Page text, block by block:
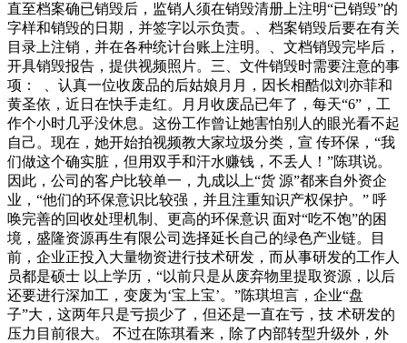
直至档案确已销毁后，监销人须在销毁清册上注明“已销毁”的
字样和销毁的日期，并签字以示负责。、档案销毁后要在有关
目录上注销，并在各种统计台账上注明。、文档销毁完毕后，
开具销毁报告，提供视频照片。三、文件销毁时需要注意的事
项： 、认真一位收废品的后姑娘月月，因长相酷似刘亦菲和
黄圣依，近日在快手走红。月月收废品已年了，每天“6”，工
作个小时几乎没休息。这份工作曾让她害怕别人的眼光看不起
自己。现在，她开始拍视频教大家垃圾分类，宣 传环保，“我
们做这个确实脏，但用双手和汗水赚钱，不丢人！”陈琪说。
因此，公司的客户比较单一，九成以上“货 源”都来自外资企
业，“他们的环保意识比较强，并且注重知识产权保护。” 呼
唤完善的回收处理机制、更高的环保意识 面对“吃不饱”的困
境，盛隆资源再生有限公司选择延长自己的绿色产业链。目
前，企业正投入大量物资进行技术研发，而从事研发的工作人
员都是硕士 以上学历，“以前只是从废弃物里提取资源，以后
还要进行深加工，变废为‘宝上宝’。”陈琪坦言，企业“盘
子”大，这两年只是亏损少了，但还是一直在亏，技 术研发的
压力目前很大。 不过在陈琪看来，除了内部转型升级外，外